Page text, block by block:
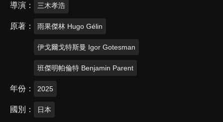
導演 三木孝浩
原著 雨果傑林 Hugo Gélin
伊戈爾戈特斯曼 Igor Gotesman
班傑明帕倫特 Benjamin Parent
年份 2025
國別 日本